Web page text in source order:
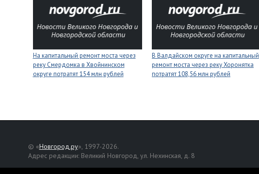
На капитальный ремонт моста через
реку Смердомка в Хвойнинском
округе потратят 154 млн рублей
В Валдайском округе на капитальный
ремонт моста через реку Хоронятка
потратят 108,56 млн рублей
© «Новгород.ру», 1997-2026.
Адрес редакции: Великий Новгород, ул. Нехинская, д. 8